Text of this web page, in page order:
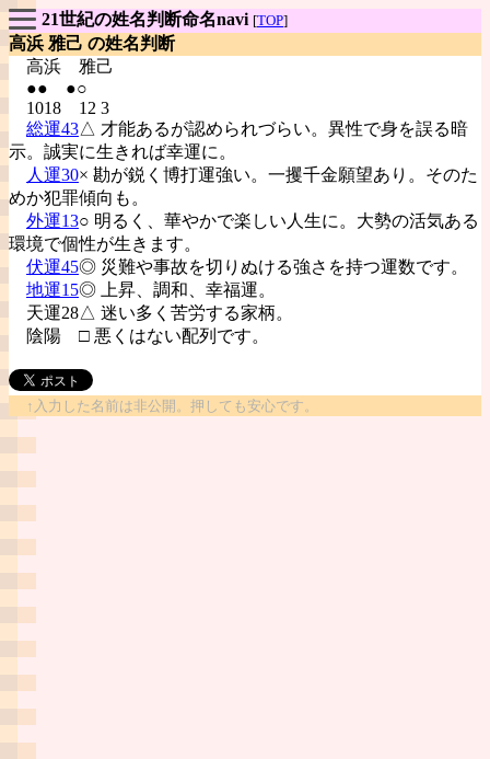
21世紀の姓名判断命名navi [TOP]
高浜 雅己 の姓名判断
高浜 雅己
●● ●○
1018 12 3
総運43△ 才能あるが認められづらい。異性で身を誤る暗
示。誠実に生きれば幸運に。
人運30× 勘が鋭く博打運強い。一攫千金願望あり。そのた
めか犯罪傾向も。
外運13○ 明るく、華やかで楽しい人生に。大勢の活気ある
環境で個性が生きます。
伏運45◎ 災難や事故を切りぬける強さを持つ運数です。
地運15◎ 上昇、調和、幸福運。
天運28△ 迷い多く苦労する家柄。
陰陽 □ 悪くはない配列です。
↑入力した名前は非公開。押しても安心です。